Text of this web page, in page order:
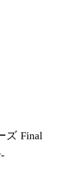
ズ Final